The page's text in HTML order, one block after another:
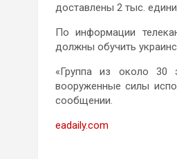
доставлены 2 тыс.
По информации
должны обучить
«Группа из около 30
вооруженные силы
сообщении.
eadaily.com